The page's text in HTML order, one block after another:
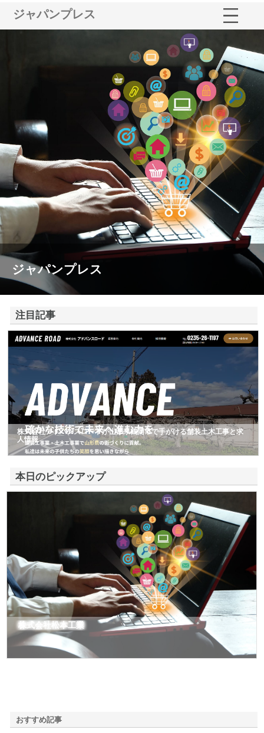
ジャパンプレス
ジャパンプレス
注目記事
株式会社アドバンスロードが山形県鶴岡市で手がける舗装土木工事と求
人情報
本日のピックアップ
株式会社松本工業
おすすめ記事